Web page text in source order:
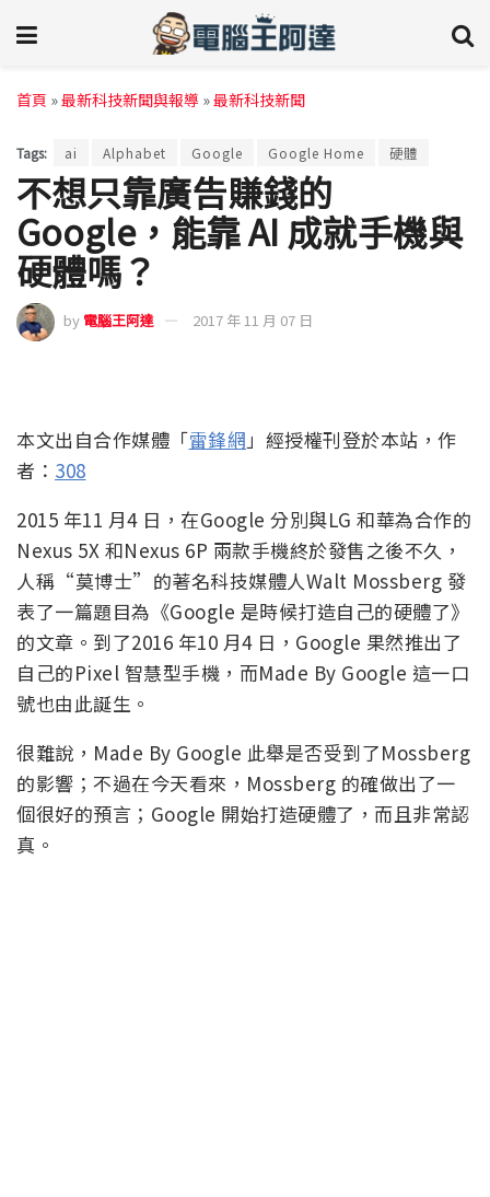
首頁 »最新科技新聞與報導 »最新科技新聞
Tags: ai Alphabet Google Google Home 硬體
不想只靠廣告賺錢的
Google，能靠 AI 成就手機與
硬體嗎？
by 電腦王阿達 2017 年 11 月 07 日
本文出自合作媒體「雷鋒網」經授權刊登於本站，作
者： 308
2015 年11 月4 日，在Google 分別與LG 和華為合作的
Nexus 5X 和Nexus 6P 兩款手機終於發售之後不久，
人稱“莫博士”的著名科技媒體人Walt Mossberg 發
表了一篇題目為《Google 是時候打造自己的硬體了》
的文章。到了2016 年10 月4 日，Google 果然推出了
自己的Pixel 智慧型手機，而Made By Google 這一口
號也由此誕生。
很難說，Made By Google 此舉是否受到了Mossberg
的影響；不過在今天看來，Mossberg 的確做出了一
個很好的預言；Google 開始打造硬體了，而且非常認
真。